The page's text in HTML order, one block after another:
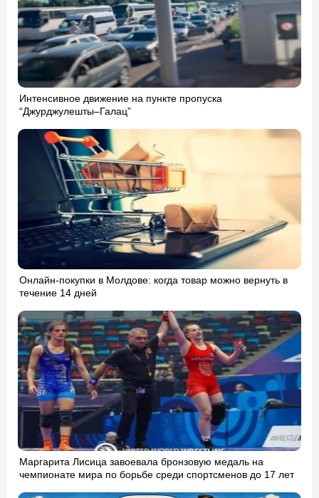
Интенсивное движение на пункте пропуска
“Джурджулешты–Галац”
Онлайн-покупки в Молдове: когда товар можно вернуть в
течение 14 дней
Маргарита Лисица завоевала бронзовую медаль на
чемпионате мира по борьбе среди спортсменов до 17 лет